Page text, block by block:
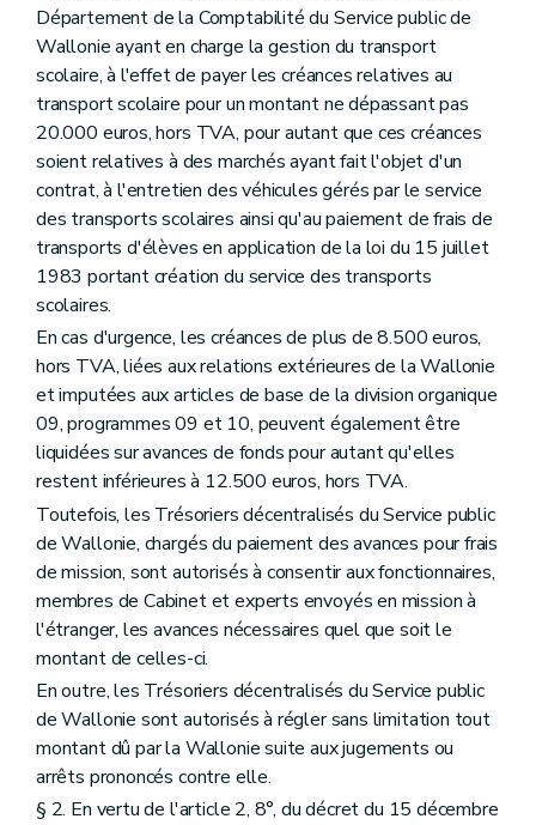
Art. 125
Art. 126
Art. 127
Art. 128
Art. 129
Art. 130
Art. 131
Art. 132
Chapitre IV Octroi d'avances
Art. 133
Art. 134
Art. 135
Chapitre V
Art. 137
Chapitre VI Section particulière
Art. 138
Art. 139
Chapitre VII Services administratifs à comptabilité autonome
Art. 140
Art. 141
Art. 142
Chapitre VIII Organismes
Art. 143
Art. 144
Art. 145
Art. 146
Art. 147
Art. 148
Art. 149
Art. 150
Art. 151
Art. 152
Art. 153
Chapitre IX Dispositions diverses
Département de la Comptabilité du Service public de
Wallonie ayant en charge la gestion du transport
scolaire, à l'effet de payer les créances relatives au
transport scolaire pour un montant ne dépassant pas
20.000 euros, hors TVA, pour autant que ces créances
soient relatives à des marchés ayant fait l'objet d'un
contrat, à l'entretien des véhicules gérés par le service
des transports scolaires ainsi qu'au paiement de frais de
transports d'élèves en application de la loi du 15 juillet
1983 portant création du service des transports
scolaires.
En cas d'urgence, les créances de plus de 8.500 euros,
hors TVA, liées aux relations extérieures de la Wallonie
et imputées aux articles de base de la division organique
09, programmes 09 et 10, peuvent également être
liquidées sur avances de fonds pour autant qu'elles
restent inférieures à 12.500 euros, hors TVA.
Toutefois, les Trésoriers décentralisés du Service public
de Wallonie, chargés du paiement des avances pour frais
de mission, sont autorisés à consentir aux fonctionnaires,
membres de Cabinet et experts envoyés en mission à
l'étranger, les avances nécessaires quel que soit le
montant de celles-ci.
En outre, les Trésoriers décentralisés du Service public
de Wallonie sont autorisés à régler sans limitation tout
montant dû par la Wallonie suite aux jugements ou
arrêts prononcés contre elle.
§ 2. En vertu de l'article 2, 8°, du décret du 15 décembre